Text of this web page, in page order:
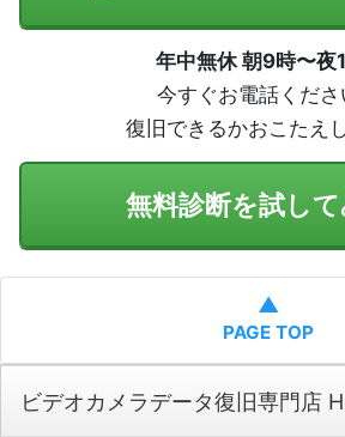
年中無休 朝9時〜夜
今すぐお電話くださ
復旧できるかおこたえ
無料診断を試して
▲
PAGE TOP
ビデオカメラデータ復旧専門店